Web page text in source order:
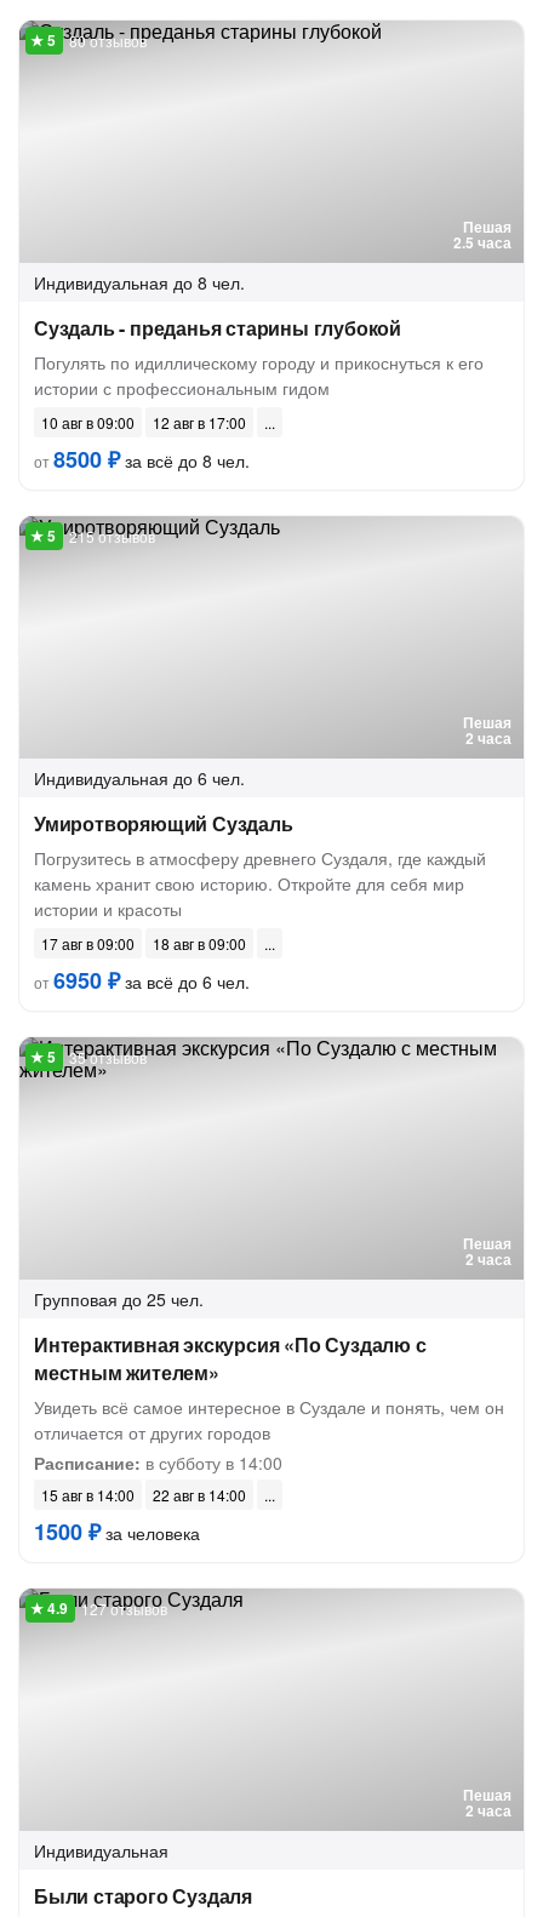
Пешая
2.5 часа
80 отзывов
Индивидуальная до 8 чел.
Суздаль - преданья старины глубокой
Погулять по идиллическому городу и прикоснуться к его
истории с профессиональным гидом
10 авг в 09:00
12 авг в 17:00
от8500 ₽за всё до 8 чел.
Пешая
2 часа
215 отзывов
Индивидуальная до 6 чел.
Умиротворяющий Суздаль
Погрузитесь в атмосферу древнего Суздаля, где каждый
камень хранит свою историю. Откройте для себя мир
истории и красоты
17 авг в 09:00
18 авг в 09:00
от6950 ₽за всё до 6 чел.
Пешая
2 часа
35 отзывов
Групповая до 25 чел.
Интерактивная экскурсия «По Суздалю с
местным жителем»
Увидеть всё самое интересное в Суздале и понять, чем он
отличается от других городов
Расписание: в субботу в 14:00
15 авг в 14:00 22 авг в 14:00
1500 ₽за человека
Пешая
2 часа
127 отзывов
Индивидуальная
Были старого Суздаля